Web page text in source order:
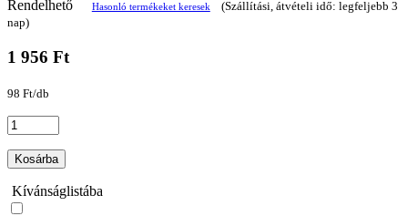
Rendelhető Hasonló termékeket keresek
(Szállítási, átvételi idő: legfeljebb 3
nap)
1 956 Ft
98 Ft/db
Kosárba
Kívánságlistába